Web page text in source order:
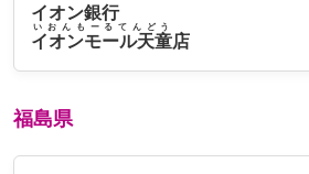
イオン銀行
イオンモール天童
いおんもーるてんどう
店
福島県